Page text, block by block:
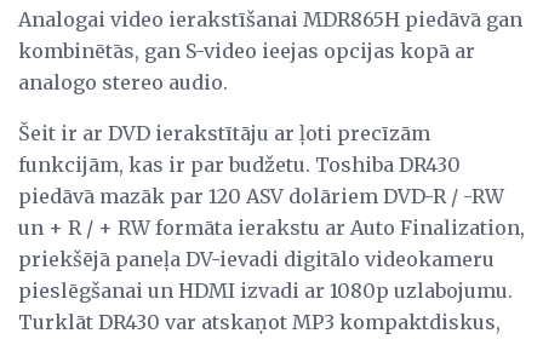
Analogai video ierakstīšanai MDR865H piedāvā gan
kombinētās, gan S-video ieejas opcijas kopā ar
analogo stereo audio.
Šeit ir ar DVD ierakstītāju ar ļoti precīzām
funkcijām, kas ir par budžetu. Toshiba DR430
piedāvā mazāk par 120 ASV dolāriem DVD-R / -RW
un + R / + RW formāta ierakstu ar Auto Finalization,
priekšējā paneļa DV-ievadi digitālo videokameru
pieslēgšanai un HDMI izvadi ar 1080p uzlabojumu.
Turklāt DR430 var atskaņot MP3 kompaktdiskus,